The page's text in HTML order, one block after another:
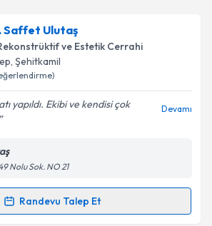
e-posta ile bilgilendireceğiz.
işlenmesini kabul ediyorum.
Takvim Talebini Gönder
Saffet Ulutaş
ve Estetik Cerrahi
, Şehitkamil
yapıldı. Ekibi ve kendisi çok
Devamı
Nolu Sok. NO 21
Randevu Talep Et
Talebi